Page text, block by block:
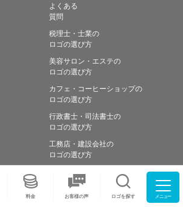
料金 お客様の声 ロゴを探す メニュー
よくある
質問
税理士・士業の
ロゴの選び方
美容サロン・エステの
ロゴの選び方
カフェ・コーヒーショップの
ロゴの選び方
行政書士・司法書士の
ロゴの選び方
工務店・建設会社の
ロゴの選び方
© Simple works Inc. All Rights Reserved.